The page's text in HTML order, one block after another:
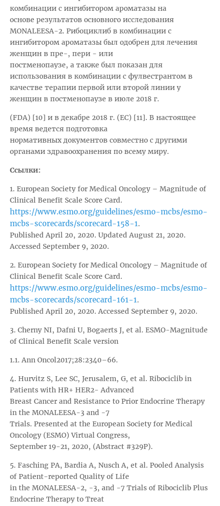
комбинации с ингибитором ароматазы на
основе результатов основного исследования
MONALEESA-2. Рибоциклиб в комбинации с
ингибитором ароматазы был одобрен для лечения
женщин в пре-, пери - или
постменопаузе, а также был показан для
использования в комбинации с фулвестрантом в
качестве терапии первой или второй линии у
женщин в постменопаузе в июле 2018 г.
(FDA) [10] и в декабре 2018 г. (EC) [11]. В настоящее
время ведется подготовка
нормативных документов совместно с другими
органами здравоохранения по всему миру.
Ссылки:
1. European Society for Medical Oncology – Magnitude of
Clinical Benefit Scale Score Card.
https://www.esmo.org/guidelines/esmo-mcbs/esmo-
mcbs-scorecards/scorecard-158-1.
Published April 20, 2020. Updated August 21, 2020.
Accessed September 9, 2020.
2. European Society for Medical Oncology – Magnitude of
Clinical Benefit Scale Score Card.
https://www.esmo.org/guidelines/esmo-mcbs/esmo-
mcbs-scorecards/scorecard-161-1.
Published April 20, 2020. Accessed September 9, 2020.
3. Cherny NI, Dafni U, Bogaerts J, et al. ESMO-Magnitude
of Clinical Benefit Scale version
1.1. Ann Oncol2017;28:2340–66.
4. Hurvitz S, Lee SC, Jerusalem, G, et al. Ribociclib in
Patients with HR+ HER2- Advanced
Breast Cancer and Resistance to Prior Endocrine Therapy
in the MONALEESA-3 and -7
Trials. Presented at the European Society for Medical
Oncology (ESMO) Virtual Congress,
September 19-21, 2020, (Abstract #329P).
5. Fasching PA, Bardia A, Nusch A, et al. Pooled Analysis
of Patient-reported Quality of Life
in the MONALEESA-2, -3, and -7 Trials of Ribociclib Plus
Endocrine Therapy to Treat